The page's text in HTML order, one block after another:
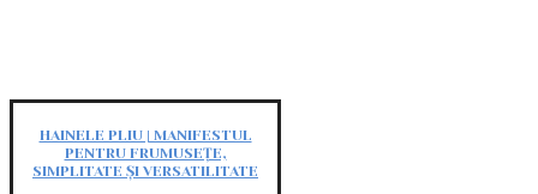
HAINELE PLIU | MANIFESTUL
PENTRU FRUMUSEȚE,
SIMPLITATE ȘI VERSATILITATE